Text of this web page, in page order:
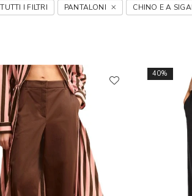
I FILTRI PANTALONI CHINO E A
40%